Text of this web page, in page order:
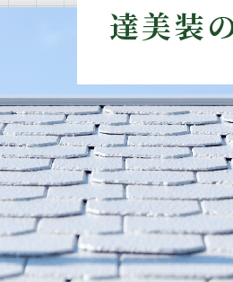
達美装